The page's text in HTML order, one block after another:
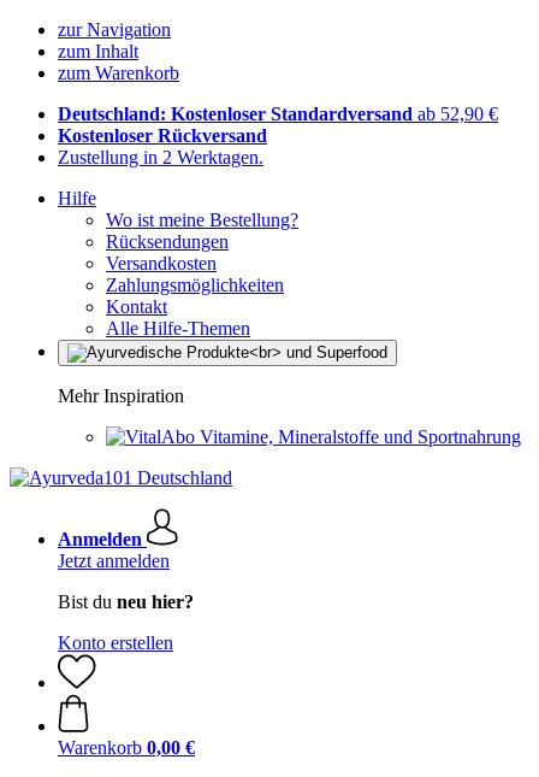
zur Navigation
zum Inhalt
zum Warenkorb
Deutschland: Kostenloser Standardversand ab 52,90 €
Kostenloser Rückversand
Zustellung in 2 Werktagen.
Hilfe
Wo ist meine Bestellung?
Rücksendungen
Versandkosten
Zahlungsmöglichkeiten
Kontakt
Alle Hilfe-Themen
Mehr Inspiration
Vitamine, Mineralstoffe und Sportnahrung
Anmelden
Jetzt anmelden
Bist du neu hier?
Konto erstellen
Warenkorb 0,00 €